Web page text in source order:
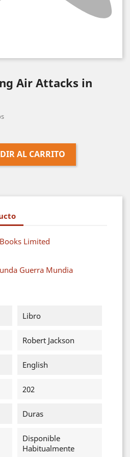
Air Attacks in
AL CARRITO
Limited
Guerra Mundia
Libro
Robert Jackson
English
202
Duras
Disponible
Habitualmente